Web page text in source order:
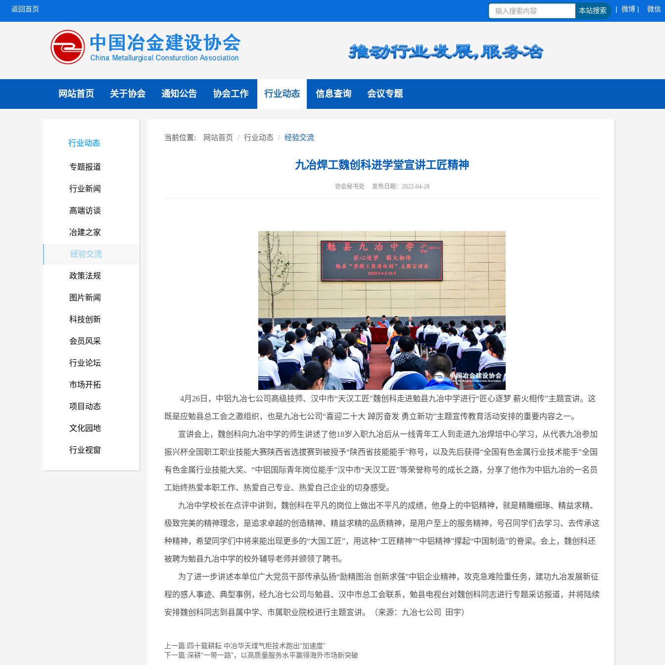
返回首页 本站搜索 | 微博 | 微信
网站首页 关于协会 通知公告 协会工作 行业动态 信息查询 会议专题
行业动态
专题报道
行业新闻
高端访谈
冶建之家
经验交流
政策法规
图片新闻
科技创新
会员风采
行业论坛
市场开拓
项目动态
文化园地
行业视窗
当前位置: 网站首页 行业动态 经验交流
九冶焊工魏创科进学堂宣讲工匠精神
协会秘书处 发布日期：2022-04-28
4月26日，中铝九冶七公司高级技师、汉中市“天汉工匠"魏创科走进勉县九冶中学进行“匠心逐梦 薪火相传”主题宣讲。这
既是应勉县总工会之邀组织，也是九冶七公司“喜迎二十大 踔厉奋发 勇立新功”主题宣传教育活动安排的重要内容之一。
宣讲会上，魏创科向九冶中学的师生讲述了他18岁入职九冶后从一线青年工人到走进九冶焊培中心学习，从代表九冶参加
振兴杯全国职工职业技能大赛陕西省选拔赛到被授予“陕西省技能能手”称号，以及先后获得“全国有色金属行业技术能手”全国
有色金属行业技能大奖、“中铝国际青年岗位能手”汉中市“天汉工匠”等荣誉称号的成长之路，分享了他作为中铝九冶的一名员
工始终热爱本职工作、热爱自己专业、热爱自己企业的切身感受。
九冶中学校长在点评中讲到，魏创科在平凡的岗位上做出不平凡的成绩，他身上的中铝精神，就是精雕细琢、精益求精、
极致完美的精神理念，是追求卓越的创造精神、精益求精的品质精神，是用户至上的服务精神，号召同学们去学习、去传承这
种精神，希望同学们中将来能出现更多的“大国工匠”，用这种“工匠精神”“中铝精神”撑起“中国制造”的脊梁。会上，魏创科还
被聘为勉县九冶中学的校外辅导老师并颁领了聘书。
为了进一步讲述本单位广大党员干部传承弘扬“励精图治 创新求强”中铝企业精神，攻克急难险重任务，建功九冶发展新征
程的感人事迹、典型事例，经九冶七公司与勉县、汉中市总工会联系，勉县电视台对魏创科同志进行专题采访报道，并将陆续
安排魏创科同志到县属中学、市属职业院校进行主题宣讲。（来源：九冶七公司 田宇）
上一篇:四十载耕耘 中冶华天煤气柜技术跑出“加速度”
下一篇:深耕“一带一路”，以高质量服务水平赢得海外市场新突破